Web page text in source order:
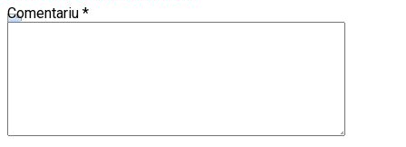
Comentariu *